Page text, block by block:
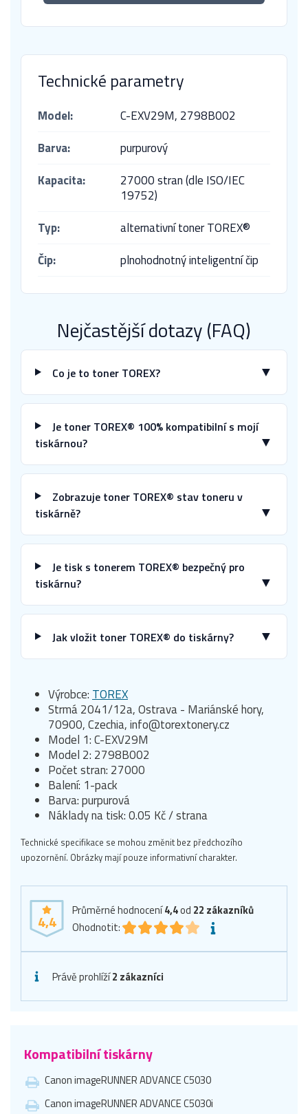
Technické parametry
Model: C-EXV29M, 2798B002
Barva:
purpurový
Kapacita:
27000 stran (dle ISO/IEC
19752)
Typ:
alternativní toner TOREX®
Čip:
plnohodnotný inteligentní čip
Nejčastější dotazy (FAQ)
Co je to toner TOREX? ▼
Je toner TOREX® 100% kompatibilní s mojí
tiskárnou?
▼
Zobrazuje toner TOREX® stav toneru v
tiskárně?
▼
Je tisk s tonerem TOREX® bezpečný pro
tiskárnu?
▼
Jak vložit toner TOREX® do tiskárny? ▼
Výrobce: TOREX
Strmá 2041/12a, Ostrava - Mariánské hory,
70900, Czechia, info@torextonery.cz
Model 1: C-EXV29M
Model 2: 2798B002
Počet stran: 27000
Balení: 1-pack
Barva: purpurová
Náklady na tisk: 0.05 Kč / strana
Technické specifikace se mohou změnit bez předchozího
upozornění. Obrázky mají pouze informativní charakter.
4,4
Průměrné hodnocení4,4od 22 zákazníků
Ohodnotit:
Právě prohlíží2 zákazníci
Kompatibilní tiskárny
Canon imageRUNNER ADVANCE C5030
Canon imageRUNNER ADVANCE C5030i